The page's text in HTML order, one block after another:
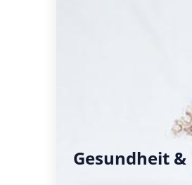
Gesundheit